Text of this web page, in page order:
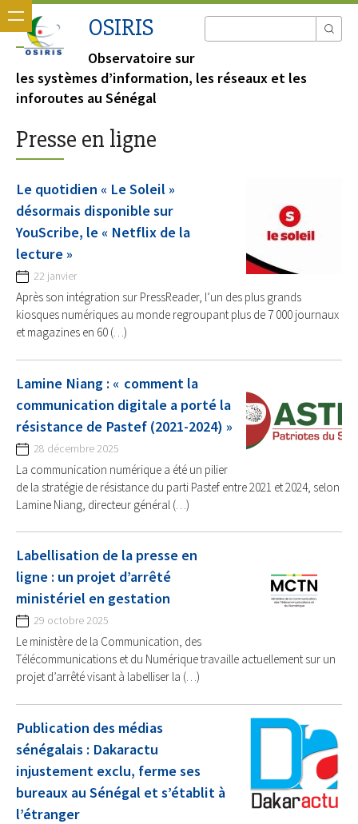
OSIRIS
Observatoire sur
les systèmes d’information, les réseaux et les
inforoutes au Sénégal
Presse en ligne
Le quotidien « Le Soleil »
désormais disponible sur
YouScribe, le « Netflix de la
lecture »
22 janvier
Après son intégration sur PressReader, l’un des plus grands
kiosques numériques au monde regroupant plus de 7 000 journaux
et magazines en 60 (…)
Lamine Niang : « comment la
communication digitale a porté la
résistance de Pastef (2021-2024) »
28 décembre 2025
La communication numérique a été un pilier
de la stratégie de résistance du parti Pastef entre 2021 et 2024, selon
Lamine Niang, directeur général (…)
Labellisation de la presse en
ligne : un projet d’arrêté
ministériel en gestation
29 octobre 2025
Le ministère de la Communication, des
Télécommunications et du Numérique travaille actuellement sur un
projet d’arrêté visant à labelliser la (…)
Publication des médias
sénégalais : Dakaractu
injustement exclu, ferme ses
bureaux au Sénégal et s’établit à
l’étranger